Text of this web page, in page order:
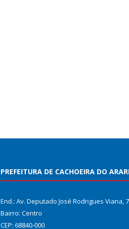
PREFEITURA DE CACHOEIRA DO
End.: Av. Deputado José Rodrigues Viana,
Bairro: Centro
CEP: 68840-000